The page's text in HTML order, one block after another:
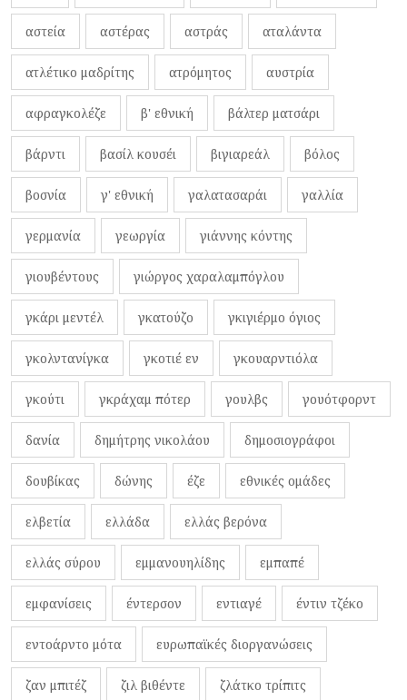
αστεία αστέρας αστράς αταλάντα
ατλέτικο μαδρίτης ατρόμητος αυστρία
αφραγκολέζε β' εθνική βάλτερ ματσάρι
βάρντι βασίλ κουσέι βιγιαρεάλ βόλος
βοσνία γ' εθνική γαλατασαράι γαλλία
γερμανία γεωργία γιάννης κόντης
γιουβέντους γιώργος χαραλαμπόγλου
γκάρι μεντέλ γκατούζο γκιγιέρμο όγιος
γκολντανίγκα γκοτιέ εν γκουαρντιόλα
γκούτι γκράχαμ πότερ γουλβς γουότφορντ
δανία δημήτρης νικολάου δημοσιογράφοι
δουβίκας δώνης έζε εθνικές ομάδες
ελβετία ελλάδα ελλάς βερόνα
ελλάς σύρου εμμανουηλίδης εμπαπέ
εμφανίσεις έντερσον εντιαγέ έντιν τζέκο
εντοάρντο μότα ευρωπαϊκές διοργανώσεις
ζαν μπιτέζ ζιλ βιθέντε ζλάτκο τρίπιτς